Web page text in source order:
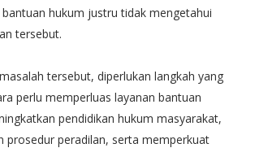
hukum justru tidak mengetahui
tersebut.
tersebut, diperlukan langkah yang
perlu memperluas layanan bantuan
pendidikan hukum masyarakat,
prosedur peradilan, serta memperkuat